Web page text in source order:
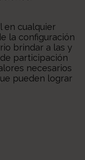
en cualquier
la configuración
brindar a las y
participación
necesarios
pueden lograr